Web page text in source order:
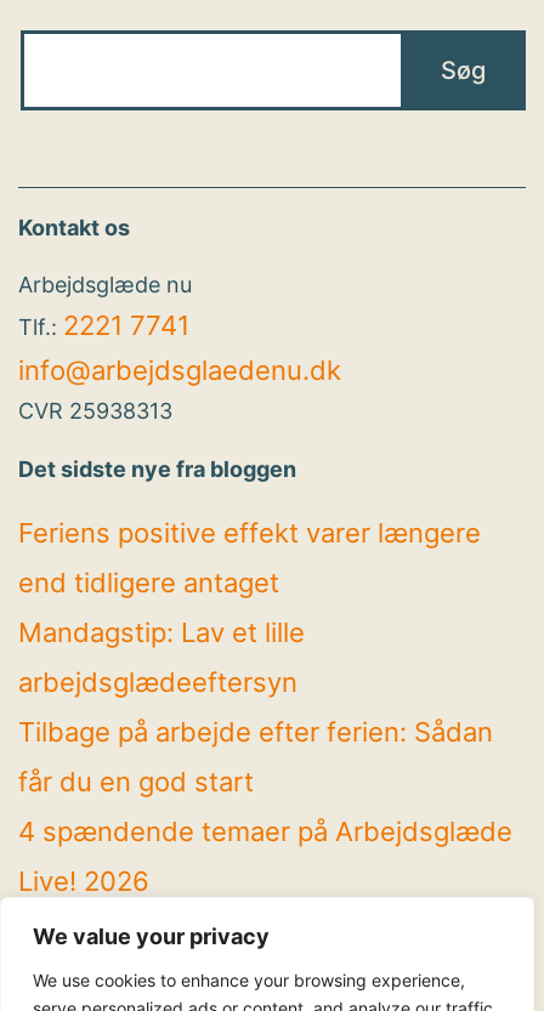
We value your privacy
We use cookies to enhance your browsing experience,
Kontakt os
Arbejdsglæde nu
Tlf.: 2221 7741
info@arbejdsglaedenu.dk
CVR 25938313
Det sidste nye fra bloggen
Feriens positive effekt varer længere
end tidligere antaget
Mandagstip: Lav et lille
arbejdsglædeeftersyn
Tilbage på arbejde efter ferien: Sådan
får du en god start
4 spændende temaer på Arbejdsglæde
Live! 2026
Mandagstip: Brug sommeren til at rydde
op